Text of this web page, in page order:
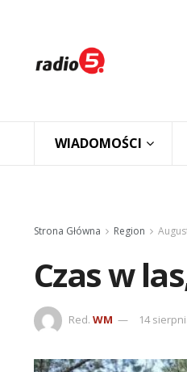
WIADOMOŚCI
Strona Główna Region
Czas w
Red. WM 14